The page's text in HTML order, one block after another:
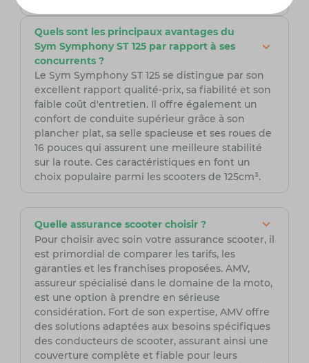
Quels sont les principaux avantages du
Sym Symphony ST 125 par rapport à ses
concurrents ?
Le Sym Symphony ST 125 se distingue par son
excellent rapport qualité-prix, sa fiabilité et son
faible coût d'entretien. Il offre également un
confort de conduite supérieur grâce à son
plancher plat, sa selle spacieuse et ses roues de
16 pouces qui assurent une meilleure stabilité
sur la route. Ces caractéristiques en font un
choix populaire parmi les scooters de 125cm³.
Quelle assurance scooter choisir ?
Pour choisir avec soin votre assurance scooter, il
est primordial de comparer les tarifs, les
garanties et les franchises proposées. AMV,
assureur spécialisé dans le domaine de la moto,
est une option à prendre en sérieuse
considération. Fort de son expertise, AMV offre
des solutions adaptées aux besoins spécifiques
des conducteurs de scooter, assurant ainsi une
couverture complète et fiable pour leurs